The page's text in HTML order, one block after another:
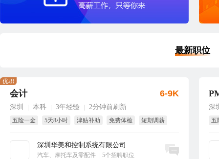
最新职位
会计
深圳 本科 3年经验 2分钟前刷新
五险一金 5天8小时 津贴补助 免费体检
短期调薪
深圳华美和控制系统有限公司
汽车、摩托车及零配件 5个招聘职位
优职
6-9K
立即沟通
深
五